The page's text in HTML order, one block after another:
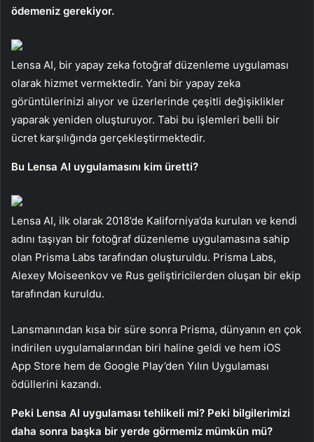
ödemeniz gerekiyor.
Lensa AI, bir yapay zeka fotoğraf düzenleme uygulaması
olarak hizmet vermektedir. Yani bir yapay zeka
görüntülerinizi alıyor ve üzerlerinde çeşitli değişiklikler
yaparak yeniden oluşturuyor. Tabi bu işlemleri belli bir
ücret karşılığında gerçekleştirmektedir.
Bu Lensa AI uygulamasını kim üretti?
Lensa AI, ilk olarak 2018’de Kaliforniya’da kurulan ve kendi
adını taşıyan bir fotoğraf düzenleme uygulamasına sahip
olan Prisma Labs tarafından oluşturuldu. Prisma Labs,
Alexey Moiseenkov ve Rus geliştiricilerden oluşan bir ekip
tarafından kuruldu.
Lansmanından kısa bir süre sonra Prisma, dünyanın en çok
indirilen uygulamalarından biri haline geldi ve hem iOS
App Store hem de Google Play’den Yılın Uygulaması
ödüllerini kazandı.
Peki Lensa AI uygulaması tehlikeli mi? Peki bilgilerimizi
daha sonra başka bir yerde görmemiz mümkün mü?